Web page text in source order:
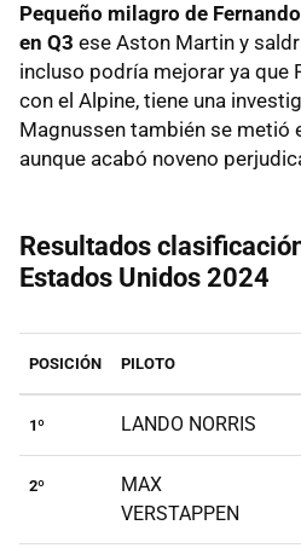
Pequeño milagro de
en Q3 ese Aston Martin y
incluso podría mejorar ya que
con el Alpine, tiene una
Magnussen también se metió
aunque acabó noveno
Resultados
Estados Unidos 2024
POSICIÓN PILOTO
1º LANDO NORRIS
2º
MAX
VERSTAPPEN